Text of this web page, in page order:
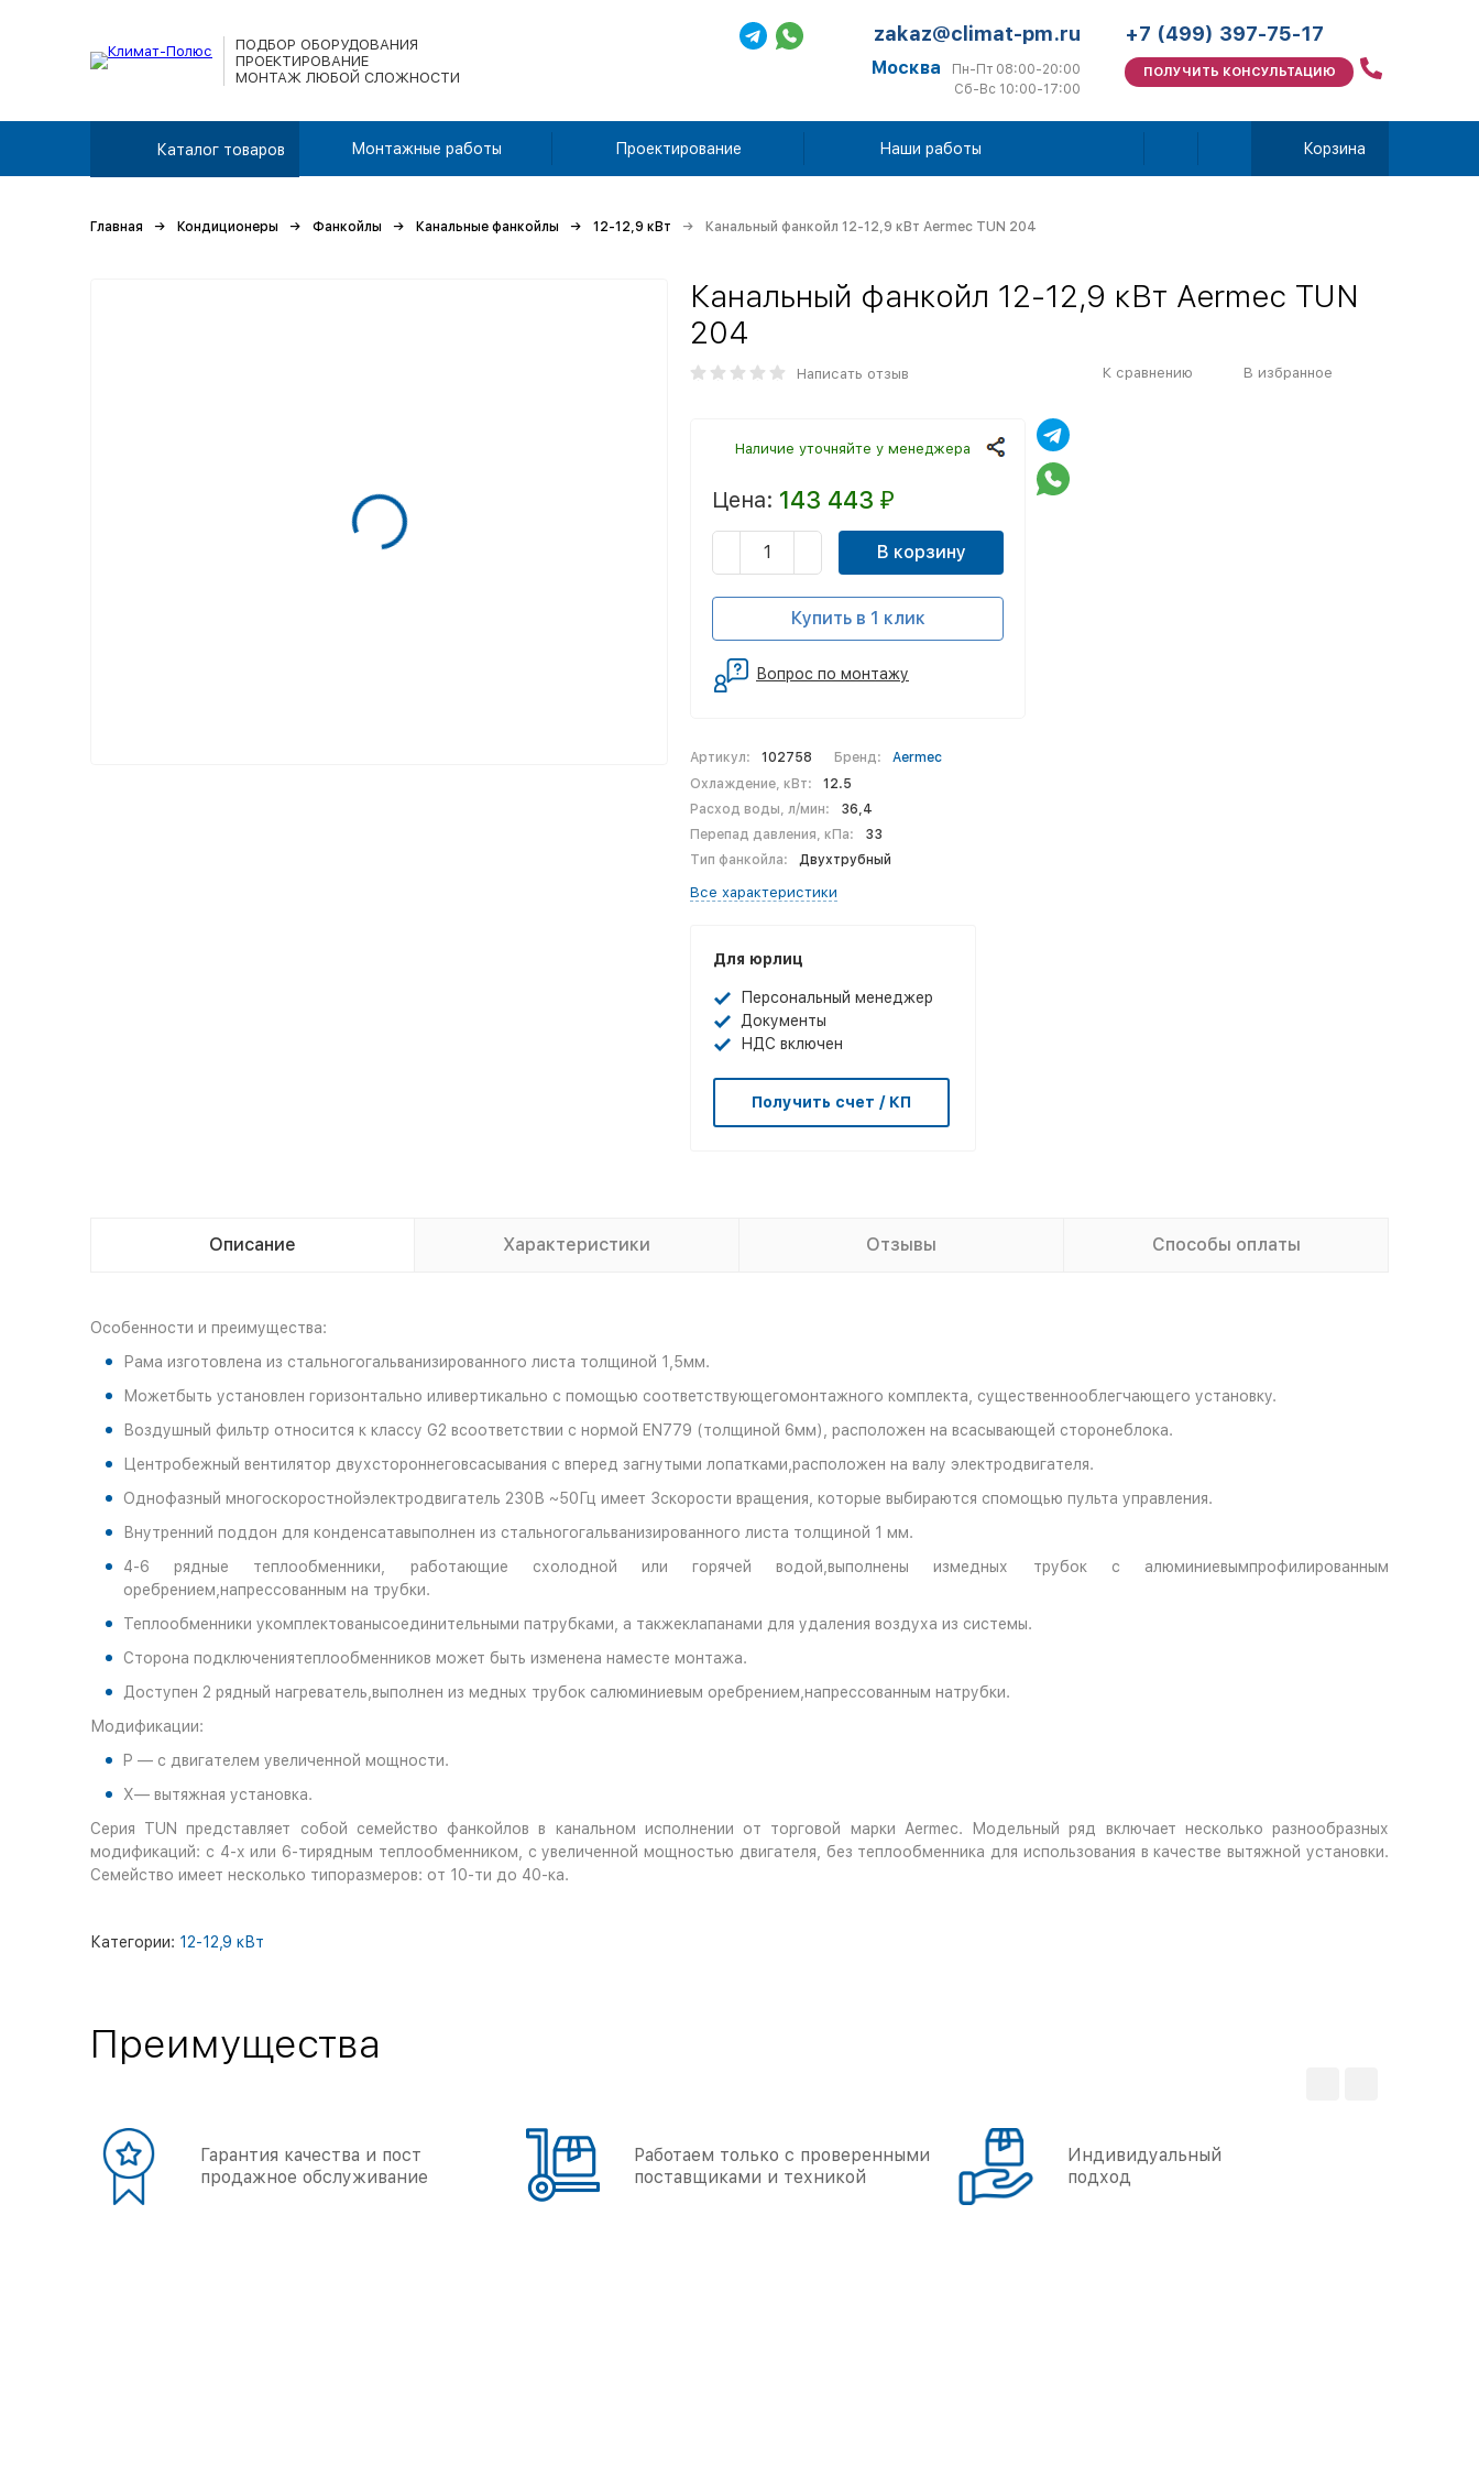
ПОДБОР ОБОРУДОВАНИЯ
ПРОЕКТИРОВАНИЕ
МОНТАЖ ЛЮБОЙ СЛОЖНОСТИ
zakaz@climat-pm.ru
Москва
Пн-Пт 08:00-20:00
Сб-Вс 10:00-17:00
+7 (499) 397-75-17
ПОЛУЧИТЬ КОНСУЛЬТАЦИЮ
Каталог товаров Монтажные работы Проектирование Наши работы Корзина
Главная Кондиционеры Фанкойлы Канальные фанкойлы 12-12,9 кВт Канальный фанкойл 12-12,9 кВт Aermec TUN 204
Канальный фанкойл 12-12,9 кВт Aermec TUN
204
Написать отзыв К сравнению В избранное
Артикул: 102758 Бренд:
Aermec
Охлаждение, кВт:
12.5
Расход воды, л/мин:
36,4
Перепад давления, кПа:
33
Тип фанкойла:
Двухтрубный
Все характеристики
Для юрлиц
Персональный менеджер
Документы
НДС включен
Получить счет / КП
Наличие уточняйте у менеджера
Цена: 143 443 ₽
В корзину
Купить в 1 клик
Вопрос по монтажу
Описание Характеристики Отзывы Способы оплаты
Особенности и преимущества:
Рама изготовлена из стальногогальванизированного листа толщиной 1,5мм.
Можетбыть установлен горизонтально иливертикально с помощью соответствующегомонтажного комплекта, существеннооблегчающего установку.
Воздушный фильтр относится к классу G2 всоответствии с нормой EN779 (толщиной 6мм), расположен на всасывающей сторонеблока.
Центробежный вентилятор двухстороннеговсасывания с вперед загнутыми лопатками,расположен на валу электродвигателя.
Однофазный многоскоростнойэлектродвигатель 230В ~50Гц имеет 3скорости вращения, которые выбираются спомощью пульта управления.
Внутренний поддон для конденсатавыполнен из стальногогальванизированного листа толщиной 1 мм.
4-6 рядные теплообменники, работающие схолодной или горячей водой,выполнены измедных трубок с алюминиевымпрофилированным
оребрением,напрессованным на трубки.
Теплообменники укомплектованысоединительными патрубками, а такжеклапанами для удаления воздуха из системы.
Сторона подключениятеплообменников может быть изменена наместе монтажа.
Доступен 2 рядный нагреватель,выполнен из медных трубок салюминиевым оребрением,напрессованным натрубки.
Модификации:
P — с двигателем увеличенной мощности.
X— вытяжная установка.
Серия TUN представляет собой семейство фанкойлов в канальном исполнении от торговой марки Aermec. Модельный ряд включает несколько разнообразных
модификаций: с 4-х или 6-тирядным теплообменником, с увеличенной мощностью двигателя, без теплообменника для использования в качестве вытяжной установки.
Семейство имеет несколько типоразмеров: от 10-ти до 40-ка.
Категории: 12-12,9 кВт
Преимущества
Гарантия качества и пост
продажное обслуживание
Работаем только с проверенными
поставщиками и техникой
Индивидуальный
подход